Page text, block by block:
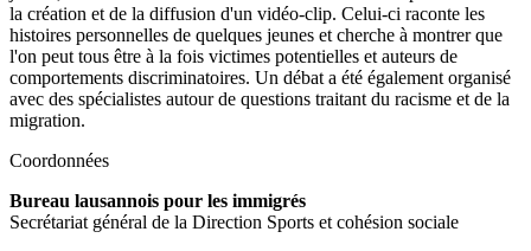
la création et de la diffusion d'un vidéo-clip. Celui-ci raconte les
histoires personnelles de quelques jeunes et cherche à montrer que
l'on peut tous être à la fois victimes potentielles et auteurs de
comportements discriminatoires. Un débat a été également organisé
avec des spécialistes autour de questions traitant du racisme et de la
migration.
Coordonnées
Bureau lausannois pour les immigrés
Secrétariat général de la Direction Sports et cohésion sociale